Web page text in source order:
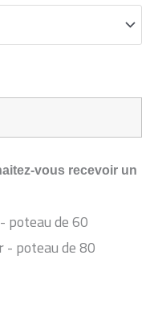
vous recevoir un
poteau de 60
- poteau de 80